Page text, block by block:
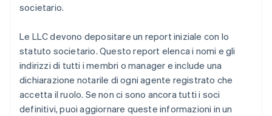
societario.
Le LLC devono depositare un report iniziale con lo
statuto societario. Questo report elenca i nomi e gli
indirizzi di tutti i membri o manager e include una
dichiarazione notarile di ogni agente registrato che
accetta il ruolo. Se non ci sono ancora tutti i soci
definitivi, puoi aggiornare queste informazioni in un